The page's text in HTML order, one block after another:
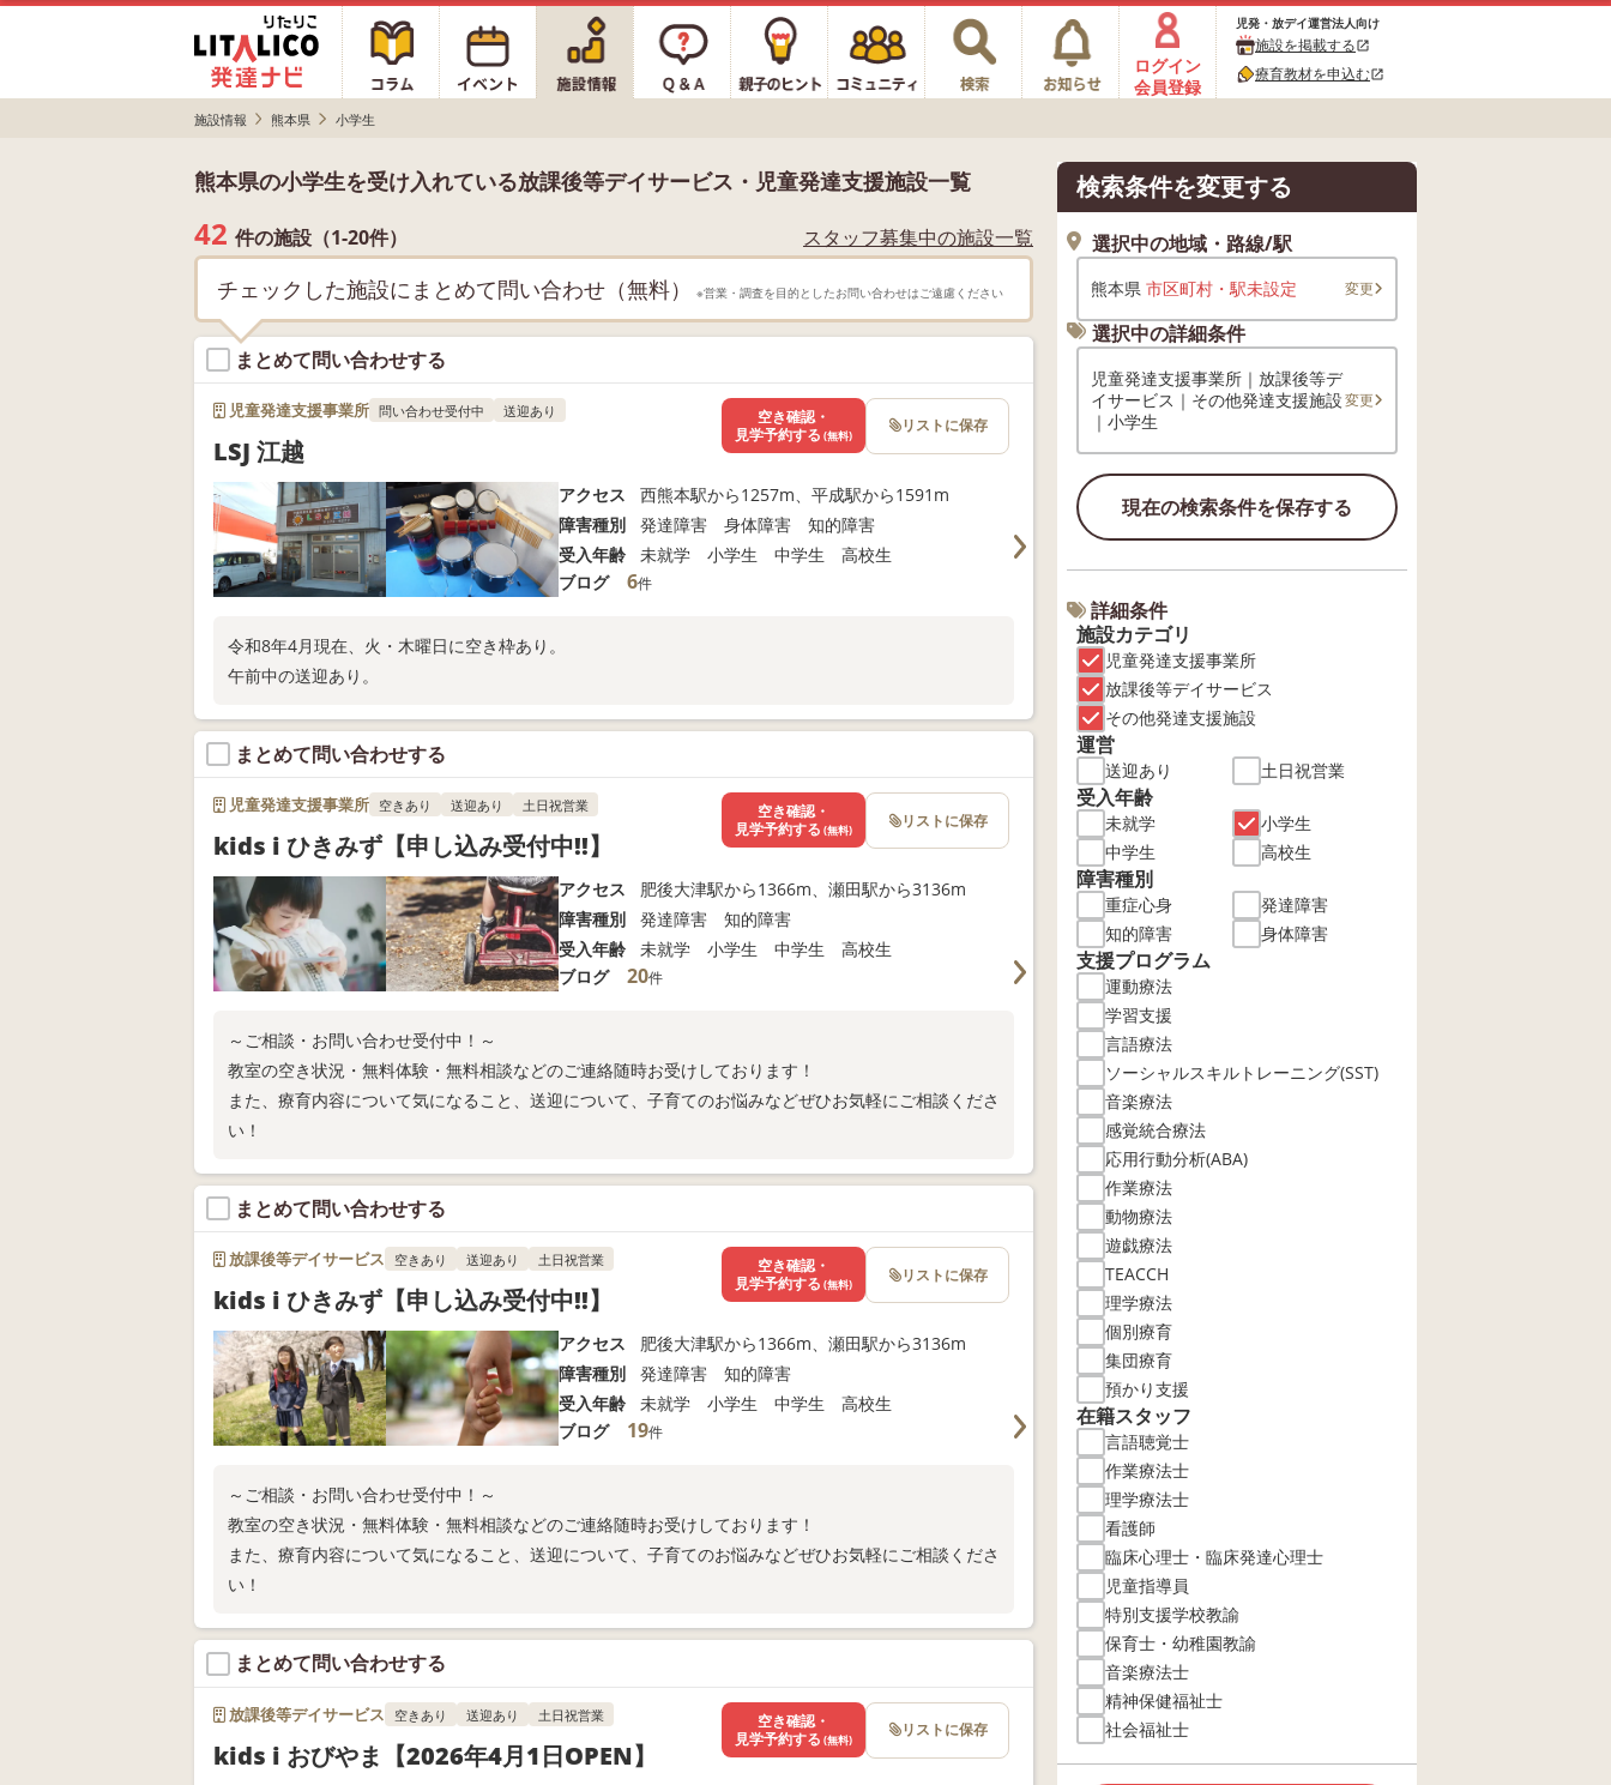
ログイン
会員登録
児発・放デイ運営法人向け
施設を掲載するopen_in_new
療育教材を申込むopen_in_new
施設情報 熊本県 小学生
熊本県の小学生を受け入れている放課後等デイサービス・児童発達支援施設一覧
42 件の施設（1-20件） スタッフ募集中の施設一覧
チェックした施設にまとめて問い合わせ（無料） ※営業・調査を目的としたお問い合わせはご遠慮ください
まとめて問い合わせする
児童発達支援事業所 問い合わせ受付中 送迎あり
LSJ 江越
アクセス
西熊本駅から1257m、平成駅から1591m
障害種別
発達障害 身体障害 知的障害
受入年齢
未就学 小学生 中学生 高校生
ブログ
6件
令和8年4月現在、火・木曜日に空き枠あり。
午前中の送迎あり。
空き確認・
見学予約する (無料) リストに保存
まとめて問い合わせする
児童発達支援事業所 空きあり 送迎あり 土日祝営業
kids i ひきみず【申し込み受付中!!】
アクセス
肥後大津駅から1366m、瀬田駅から3136m
障害種別
発達障害 知的障害
受入年齢
未就学 小学生 中学生 高校生
ブログ
20件
～ご相談・お問い合わせ受付中！～
教室の空き状況・無料体験・無料相談などのご連絡随時お受けしております！
また、療育内容について気になること、送迎について、子育てのお悩みなどぜひお気軽にご相談くださ
い！
空き確認・
見学予約する (無料) リストに保存
まとめて問い合わせする
放課後等デイサービス 空きあり 送迎あり 土日祝営業
kids i ひきみず【申し込み受付中!!】
アクセス
肥後大津駅から1366m、瀬田駅から3136m
障害種別
発達障害 知的障害
受入年齢
未就学 小学生 中学生 高校生
ブログ
19件
～ご相談・お問い合わせ受付中！～
教室の空き状況・無料体験・無料相談などのご連絡随時お受けしております！
また、療育内容について気になること、送迎について、子育てのお悩みなどぜひお気軽にご相談くださ
い！
空き確認・
見学予約する (無料) リストに保存
まとめて問い合わせする
放課後等デイサービス 空きあり 送迎あり 土日祝営業
kids i おびやま【2026年4月1日OPEN】
空き確認・
見学予約する (無料) リストに保存
検索条件を変更する
選択中の地域・路線/駅
熊本県 市区町村・駅未設定 変更
選択中の詳細条件
児童発達支援事業所｜放課後等デ
イサービス｜その他発達支援施設
｜小学生
変更
現在の検索条件を保存する
詳細条件
施設カテゴリ
児童発達支援事業所
放課後等デイサービス
その他発達支援施設
運営
送迎あり 土日祝営業
受入年齢
未就学
小学生
中学生
高校生
障害種別
重症心身
発達障害
知的障害
身体障害
支援プログラム
運動療法
学習支援
言語療法
ソーシャルスキルトレーニング(SST)
音楽療法
感覚統合療法
応用行動分析(ABA)
作業療法
動物療法
遊戯療法
TEACCH
理学療法
個別療育
集団療育
預かり支援
在籍スタッフ
言語聴覚士
作業療法士
理学療法士
看護師
臨床心理士・臨床発達心理士
児童指導員
特別支援学校教諭
保育士・幼稚園教諭
音楽療法士
精神保健福祉士
社会福祉士